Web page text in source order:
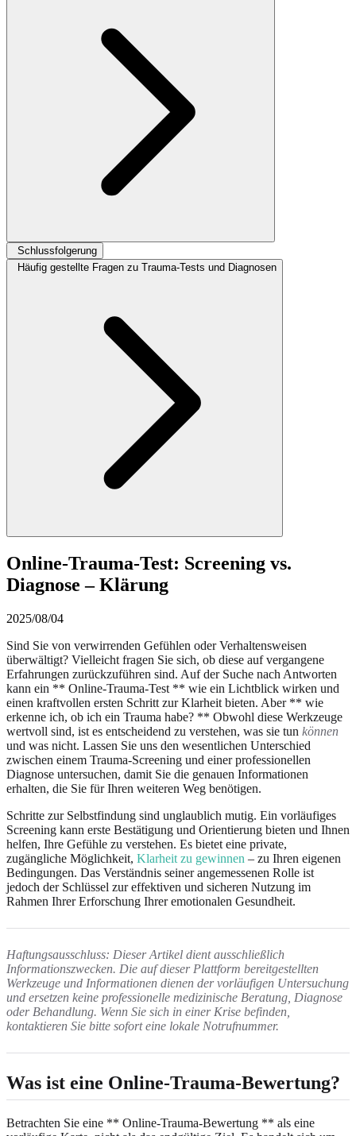
Schlussfolgerung
Häufig gestellte Fragen zu Trauma-Tests und Diagnosen
Online-Trauma-Test: Screening vs.
Diagnose – Klärung
2025/08/04
Sind Sie von verwirrenden Gefühlen oder Verhaltensweisen
überwältigt? Vielleicht fragen Sie sich, ob diese auf vergangene
Erfahrungen zurückzuführen sind. Auf der Suche nach Antworten
kann ein ** Online-Trauma-Test ** wie ein Lichtblick wirken und
einen kraftvollen ersten Schritt zur Klarheit bieten. Aber ** wie
erkenne ich, ob ich ein Trauma habe? ** Obwohl diese Werkzeuge
wertvoll sind, ist es entscheidend zu verstehen, was sie tun können
und was nicht. Lassen Sie uns den wesentlichen Unterschied
zwischen einem Trauma-Screening und einer professionellen
Diagnose untersuchen, damit Sie die genauen Informationen
erhalten, die Sie für Ihren weiteren Weg benötigen.
Schritte zur Selbstfindung sind unglaublich mutig. Ein vorläufiges
Screening kann erste Bestätigung und Orientierung bieten und Ihnen
helfen, Ihre Gefühle zu verstehen. Es bietet eine private,
zugängliche Möglichkeit, Klarheit zu gewinnen – zu Ihren eigenen
Bedingungen. Das Verständnis seiner angemessenen Rolle ist
jedoch der Schlüssel zur effektiven und sicheren Nutzung im
Rahmen Ihrer Erforschung Ihrer emotionalen Gesundheit.
Haftungsausschluss: Dieser Artikel dient ausschließlich
Informationszwecken. Die auf dieser Plattform bereitgestellten
Werkzeuge und Informationen dienen der vorläufigen Untersuchung
und ersetzen keine professionelle medizinische Beratung, Diagnose
oder Behandlung. Wenn Sie sich in einer Krise befinden,
kontaktieren Sie bitte sofort eine lokale Notrufnummer.
Was ist eine Online-Trauma-Bewertung?
Betrachten Sie eine ** Online-Trauma-Bewertung ** als eine